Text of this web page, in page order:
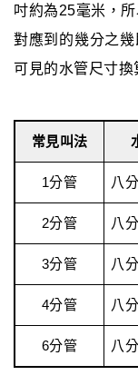
吋約為25毫米，
對應到的幾分之
可見的水管尺寸換
常見叫法
1分管 八
2分管 八
3分管 八
4分管 八
6分管 八